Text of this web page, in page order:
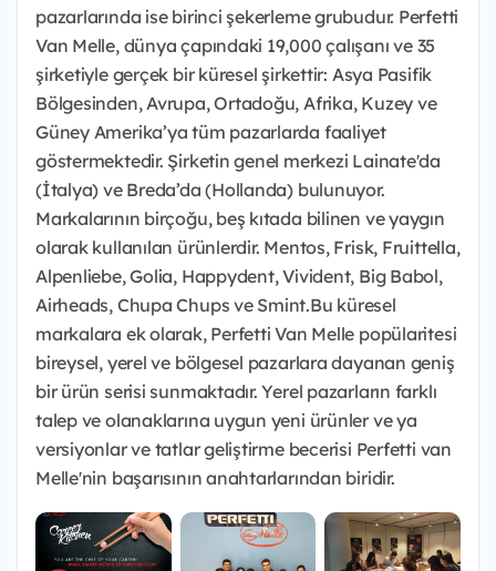
pazarlarında ise birinci şekerleme grubudur. Perfetti
Van Melle, dünya çapındaki 19,000 çalışanı ve 35
şirketiyle gerçek bir küresel şirkettir: Asya Pasifik
Bölgesinden, Avrupa, Ortadoğu, Afrika, Kuzey ve
Güney Amerika’ya tüm pazarlarda faaliyet
göstermektedir. Şirketin genel merkezi Lainate'da
(İtalya) ve Breda’da (Hollanda) bulunuyor.
Markalarının birçoğu, beş kıtada bilinen ve yaygın
olarak kullanılan ürünlerdir. Mentos, Frisk, Fruittella,
Alpenliebe, Golia, Happydent, Vivident, Big Babol,
Airheads, Chupa Chups ve Smint.Bu küresel
markalara ek olarak, Perfetti Van Melle popülaritesi
bireysel, yerel ve bölgesel pazarlara dayanan geniş
bir ürün serisi sunmaktadır. Yerel pazarların farklı
talep ve olanaklarına uygun yeni ürünler ve ya
versiyonlar ve tatlar geliştirme becerisi Perfetti van
Melle'nin başarısının anahtarlarından biridir.